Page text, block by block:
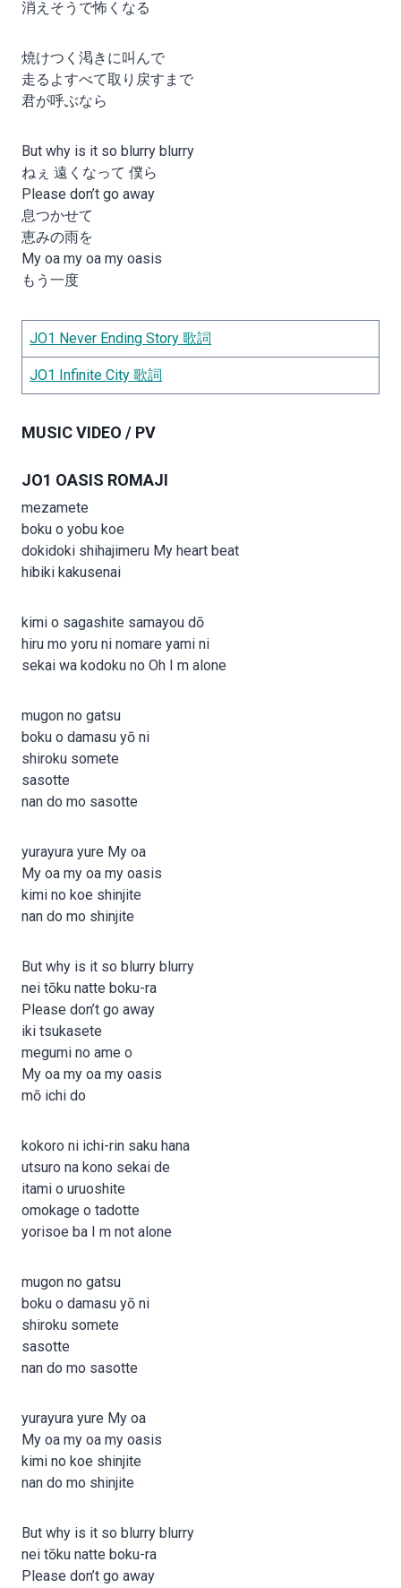
消えそうで怖くなる
焼けつく渇きに叫んで
走るよすべて取り戻すまで
君が呼ぶなら
But why is it so blurry blurry
ねぇ 遠くなって 僕ら
Please don’t go away
息つかせて
恵みの雨を
My oa my oa my oasis
もう一度
JO1 Never Ending Story 歌詞
JO1 Infinite City 歌詞
MUSIC VIDEO / PV
JO1 OASIS ROMAJI
mezamete
boku o yobu koe
dokidoki shihajimeru My heart beat
hibiki kakusenai
kimi o sagashite samayou dō
hiru mo yoru ni nomare yami ni
sekai wa kodoku no Oh I m alone
mugon no gatsu
boku o damasu yō ni
shiroku somete
sasotte
nan do mo sasotte
yurayura yure My oa
My oa my oa my oasis
kimi no koe shinjite
nan do mo shinjite
But why is it so blurry blurry
nei tōku natte boku-ra
Please don’t go away
iki tsukasete
megumi no ame o
My oa my oa my oasis
mō ichi do
kokoro ni ichi-rin saku hana
utsuro na kono sekai de
itami o uruoshite
omokage o tadotte
yorisoe ba I m not alone
mugon no gatsu
boku o damasu yō ni
shiroku somete
sasotte
nan do mo sasotte
yurayura yure My oa
My oa my oa my oasis
kimi no koe shinjite
nan do mo shinjite
But why is it so blurry blurry
nei tōku natte boku-ra
Please don’t go away